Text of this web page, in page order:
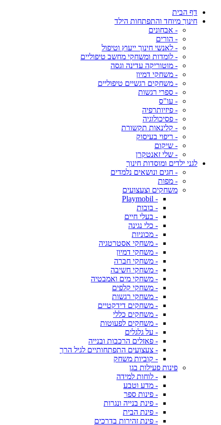
דף הבית
חינוך מיוחד והתפתחות הילד
- אבחונים
- הורים
- לאנשי חינוך ייעוץ וטיפול
- לומדות ומשחקי מחשב טיפוליים
- מוטוריקה עדינה וגסה
- משחקי דמיון
- משחקים רגשיים טיפוליים
- ספרי רגשות
- עו"ס
- פיזיותרפיה
- פסיכולוגיה
- קלינאות תקשורת
- ריפוי בעיסוק
- שיקום
- שלי זאנטקרן
לגני ילדים ומוסדות חינוך
- חגים ונושאים נלמדים
- מפות
משחקים וצעצועים
- Playmobil
- בובות
- בעלי חיים
- כלי נגינה
- מכוניות
- משחקי אסטרטגיה
- משחקי דמיון
- משחקי חברה
- משחקי חשיבה
- משחקי מים ואמבטיה
- משחקי קלפים
- משחקי רגשות
- משחקים דידקטיים
- משחקים כללי
- משחקים לפעוטות
- על גלגלים
- פאזלים הרכבות ובנייה
- צעצועים התפתחותיים לגיל הרך
- קוביות משחק
פינות פעילות בגן
- לוחות למידה
- מדע וטבע
- פינות ספר
- פינת בנייה ונגרות
- פינת הבית
- פינת זהירות בדרכים